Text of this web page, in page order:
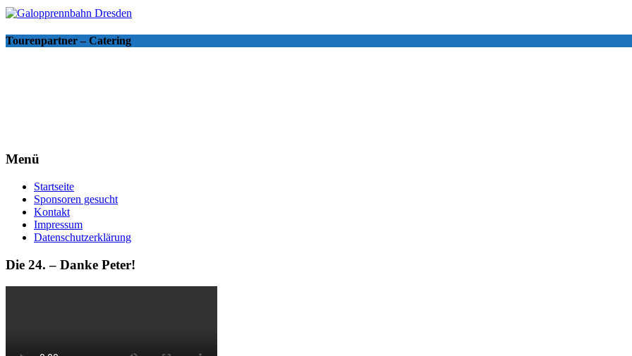
Tourenpartner – Catering
Menü
Startseite
Sponsoren gesucht
Kontakt
Impressum
Datenschutzerklärung
Die 24. – Danke Peter!